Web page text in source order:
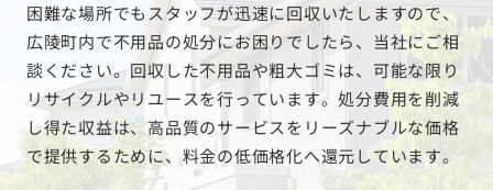
困難な場所でもスタッフが迅速に回収いたしますので、
広陵町内で不用品の処分にお困りでしたら、当社にご相
談ください。回収した不用品や粗大ゴミは、可能な限り
リサイクルやリユースを行っています。処分費用を削減
し得た収益は、高品質のサービスをリーズナブルな価格
で提供するために、料金の低価格化へ還元しています。